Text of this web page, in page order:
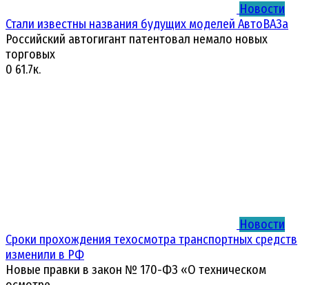
Новости
Стали известны названия будущих моделей АвтоВАЗа
Российский автогигант патентовал немало новых
торговых
0 61.7к.
Новости
Сроки прохождения техосмотра транспортных средств
изменили в РФ
Новые правки в закон № 170-ФЗ «О техническом